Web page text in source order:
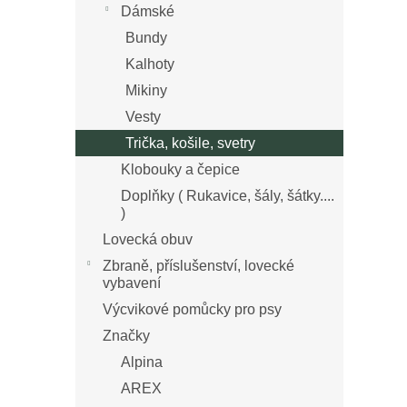
l
Dámské
Bundy
Kalhoty
Mikiny
Vesty
Trička, košile, svetry
Klobouky a čepice
Doplňky ( Rukavice, šály, šátky....
)
Lovecká obuv
Zbraně, příslušenství, lovecké
vybavení
Výcvikové pomůcky pro psy
Značky
Alpina
AREX